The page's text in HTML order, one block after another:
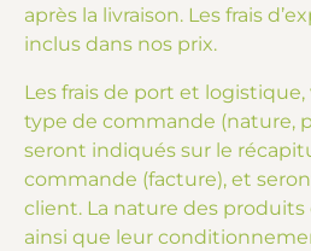
après la livraison. Les frais
inclus dans nos prix.
Les frais de port et
type de commande (nature,
seront indiqués sur le
commande (facture), et
client. La nature des
ainsi que leur